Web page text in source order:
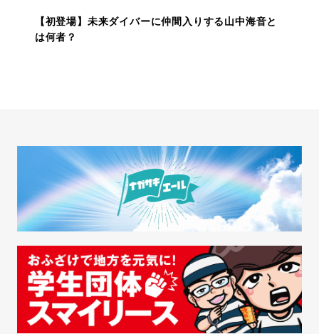
【初登場】未来ダイバーに仲間入りする山中海音と
は何者？